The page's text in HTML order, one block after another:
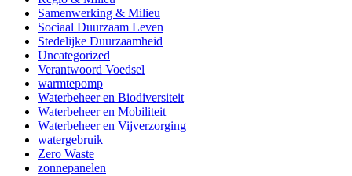
Samenwerking & Milieu
Sociaal Duurzaam Leven
Stedelijke Duurzaamheid
Uncategorized
Verantwoord Voedsel
warmtepomp
Waterbeheer en Biodiversiteit
Waterbeheer en Mobiliteit
Waterbeheer en Vijverzorging
watergebruik
Zero Waste
zonnepanelen